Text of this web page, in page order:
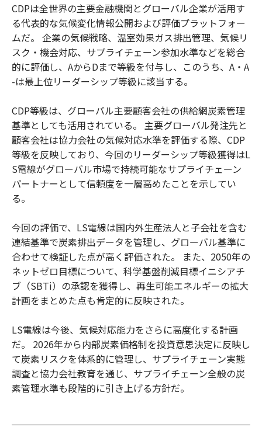
CDPは全世界の主要金融機関とグローバル企業が活用す
る代表的な気候変化情報公開および評価プラットフォー
ムだ。 企業の気候戦略、温室効果ガス排出管理、気候リ
スク・機会対応、サプライチェーン参加水準などを総合
的に評価し、AからDまで等級を付与し、このうち、A・A
-は最上位リーダーシップ等級に該当する。
CDP等級は、グローバル主要顧客会社の供給網炭素管理
基準としても活用されている。 主要グローバル発注先と
顧客会社は協力会社の気候対応水準を評価する際、CDP
等級を反映しており、今回のリーダーシップ等級獲得はL
S電線がグローバル市場で持続可能なサプライチェーン
パートナーとして信頼度を一層高めたことを示してい
る。
今回の評価で、LS電線は国内外生産法人と子会社を含む
連結基準で炭素排出データを管理し、グローバル基準に
合わせて検証した点が高く評価された。 また、2050年の
ネットゼロ目標について、科学基盤削減目標イニシアチ
ブ（SBTi）の承認を獲得し、再生可能エネルギーの拡大
計画をまとめた点も肯定的に反映された。
LS電線は今後、気候対応能力をさらに高度化する計画
だ。 2026年から内部炭素価格制を投資意思決定に反映し
て炭素リスクを体系的に管理し、サプライチェーン実態
調査と協力会社教育を通じ、サプライチェーン全般の炭
素管理水準も段階的に引き上げる方針だ。